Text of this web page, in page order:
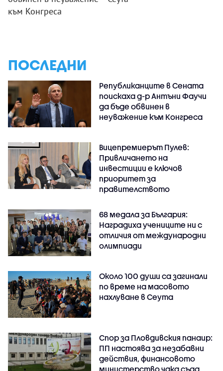
към Конгреса
ПОСЛЕДНИ
Републиканците в Сената
поискаха д-р Антъни Фаучи
да бъде обвинен в
неуважение към Конгреса
Вицепремиерът Пулев:
Привличането на
инвестиции е ключов
приоритет за
правителството
68 медала за България:
Наградиха учениците ни с
отличия от международни
олимпиади
Около 100 души са загинали
по време на масовото
нахлуване в Сеута
Спор за Пловдивския панаир:
ПП настоява за незабавни
действия, финансовото
министерство чака съда